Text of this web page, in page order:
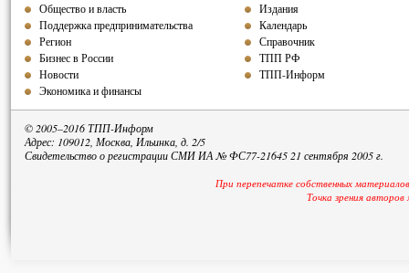
Общество и власть
Поддержка предпринимательства
Регион
Бизнес в России
Новости
Экономика и финансы
Издания
Календарь
Справочник
ТПП РФ
ТПП-Информ
© 2005–2016 ТПП-Информ
Адрес: 109012, Москва, Ильинка, д. 2/5
Свидетельство о регистрации СМИ ИА № ФС77-21645 21 сентября 2005 г.
При перепечатке собственных
Точка зрения